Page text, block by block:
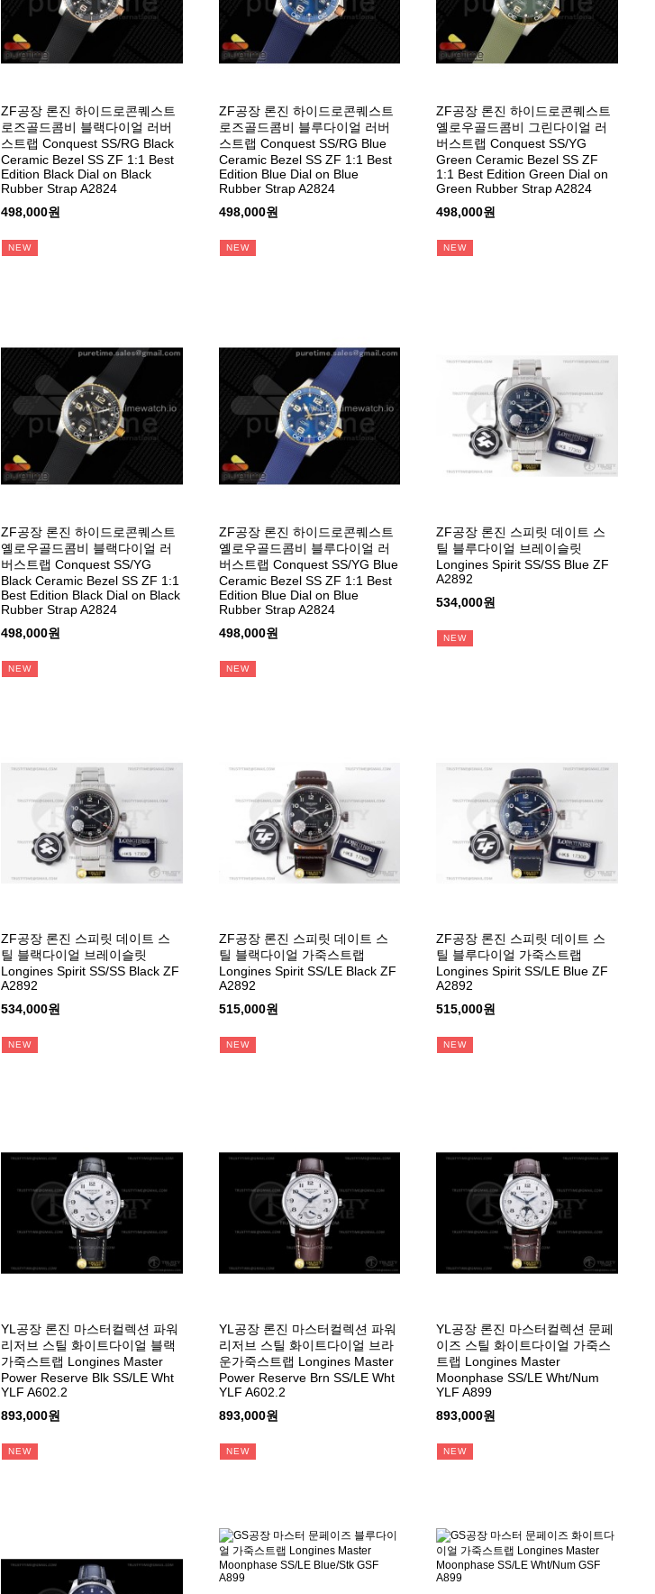
ZF공장 론진 하이드로콘퀘스트
로즈골드콤비 블랙다이얼 러버
스트랩 Conquest SS/RG Black
Ceramic Bezel SS ZF 1:1 Best
Edition Black Dial on Black
Rubber Strap A2824
498,000원
NEW
ZF공장 론진 하이드로콘퀘스트
로즈골드콤비 블루다이얼 러버
스트랩 Conquest SS/RG Blue
Ceramic Bezel SS ZF 1:1 Best
Edition Blue Dial on Blue
Rubber Strap A2824
498,000원
NEW
ZF공장 론진 하이드로콘퀘스트
옐로우골드콤비 그린다이얼 러
버스트랩 Conquest SS/YG
Green Ceramic Bezel SS ZF
1:1 Best Edition Green Dial on
Green Rubber Strap A2824
498,000원
NEW
ZF공장 론진 하이드로콘퀘스트
옐로우골드콤비 블랙다이얼 러
버스트랩 Conquest SS/YG
Black Ceramic Bezel SS ZF 1:1
Best Edition Black Dial on Black
Rubber Strap A2824
498,000원
NEW
ZF공장 론진 하이드로콘퀘스트
옐로우골드콤비 블루다이얼 러
버스트랩 Conquest SS/YG Blue
Ceramic Bezel SS ZF 1:1 Best
Edition Blue Dial on Blue
Rubber Strap A2824
498,000원
NEW
ZF공장 론진 스피릿 데이트 스
틸 블루다이얼 브레이슬릿
Longines Spirit SS/SS Blue ZF
A2892
534,000원
NEW
ZF공장 론진 스피릿 데이트 스
틸 블랙다이얼 브레이슬릿
Longines Spirit SS/SS Black ZF
A2892
534,000원
NEW
ZF공장 론진 스피릿 데이트 스
틸 블랙다이얼 가죽스트랩
Longines Spirit SS/LE Black ZF
A2892
515,000원
NEW
ZF공장 론진 스피릿 데이트 스
틸 블루다이얼 가죽스트랩
Longines Spirit SS/LE Blue ZF
A2892
515,000원
NEW
YL공장 론진 마스터컬렉션 파워
리저브 스틸 화이트다이얼 블랙
가죽스트랩 Longines Master
Power Reserve Blk SS/LE Wht
YLF A602.2
893,000원
NEW
YL공장 론진 마스터컬렉션 파워
리저브 스틸 화이트다이얼 브라
운가죽스트랩 Longines Master
Power Reserve Brn SS/LE Wht
YLF A602.2
893,000원
NEW
YL공장 론진 마스터컬렉션 문페
이즈 스틸 화이트다이얼 가죽스
트랩 Longines Master
Moonphase SS/LE Wht/Num
YLF A899
893,000원
NEW